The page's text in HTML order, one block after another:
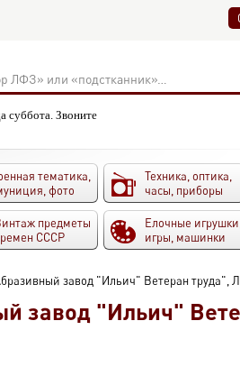
суббота. Звоните
тематика,
фото
Техника, оптика,
часы, приборы
предметы
СССР
Елочные игрушки,
игры, машинки
завод "Ильич" Ветеран труда",
завод "Ильич"